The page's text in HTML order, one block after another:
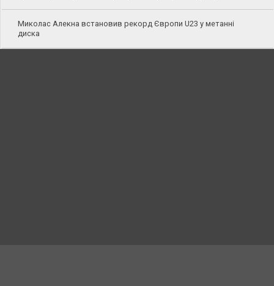
Миколас Алекна встановив рекорд Європи U23 у метанні
диска